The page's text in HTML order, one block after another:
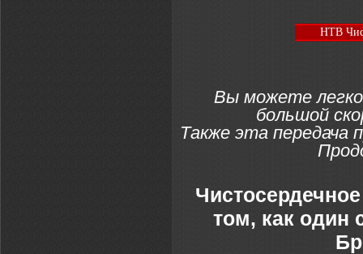
НТВ
Вы можете
большой
Также эта передача
том, как один